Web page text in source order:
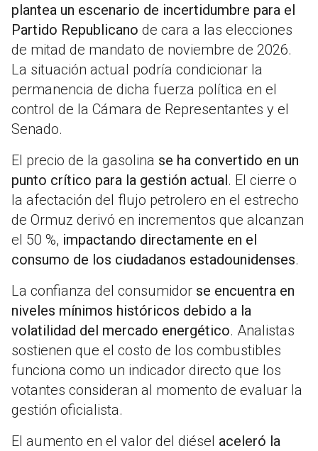
plantea un escenario de incertidumbre para el
Partido Republicano de cara a las elecciones
de mitad de mandato de noviembre de 2026.
La situación actual podría condicionar la
permanencia de dicha fuerza política en el
control de la Cámara de Representantes y el
Senado.
El precio de la gasolina se ha convertido en un
punto crítico para la gestión actual. El cierre o
la afectación del flujo petrolero en el estrecho
de Ormuz derivó en incrementos que alcanzan
el 50 %, impactando directamente en el
consumo de los ciudadanos estadounidenses.
La confianza del consumidor se encuentra en
niveles mínimos históricos debido a la
volatilidad del mercado energético. Analistas
sostienen que el costo de los combustibles
funciona como un indicador directo que los
votantes consideran al momento de evaluar la
gestión oficialista.
El aumento en el valor del diésel aceleró la